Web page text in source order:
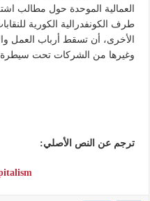
العمالية الموحدة حول مطالب
طرف الكونفدرالية الكورية
الأخرى، أن تسقط أرباب العمل
وغيرها من الشركات تحت سيطرة
ترجم عن النص الأصلي: